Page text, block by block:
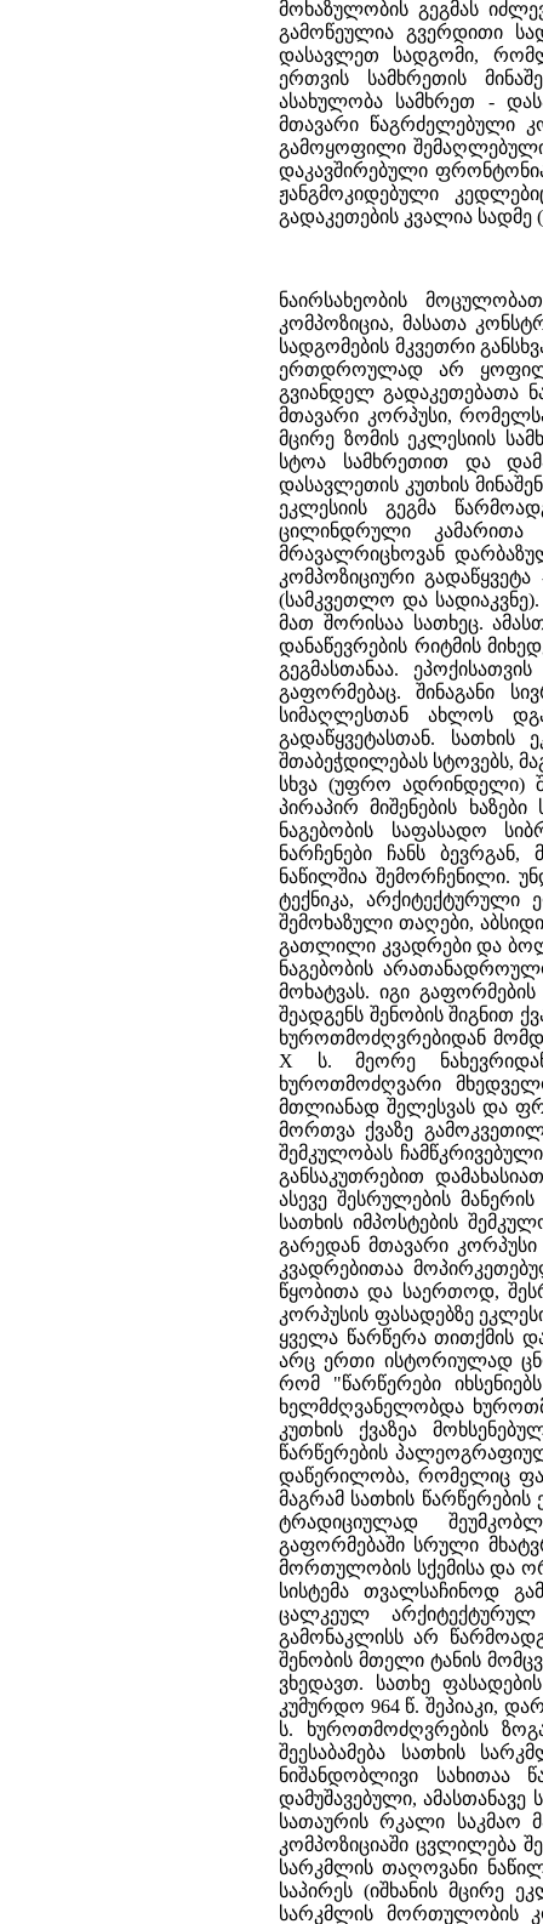
მოხაზულობის გეგმას
გამოწეულია გვერდითი
დასავლეთ სადგომი,
ერთვის სამხრეთის
ასახულობა სამხრეთ -
მთავარი წაგრძელებული
გამოყოფილი
დაკავშირებული
ჟანგმოკიდებული
გადაკეთების კვალია
ნაირსახეობის
კომპოზიცია, მასათა
სადგომების მკვეთრი
ერთდროულად არ
გვიანდელ გადაკეთებათა
მთავარი კორპუსი,
მცირე ზომის ეკლესიის
სტოა სამხრეთით და
დასავლეთის კუთხის
ეკლესიის გეგმა
ცილინდრული
მრავალრიცხოვან
კომპოზიციური
(სამკვეთლო და
მათ შორისაა სათხეც.
დანაწევრების რიტმის
გეგმასთანაა.
გაფორმებაც. შინაგანი
სიმაღლესთან ახლოს
გადაწყვეტასთან.
შთაბეჭდილებას სტოვებს,
სხვა (უფრო ადრინდელი)
პირაპირ მიშენების
ნაგებობის საფასადო
ნარჩენები ჩანს
ნაწილშია შემორჩენილი.
ტექნიკა, არქიტექტურული
შემოხაზული თაღები,
გათლილი კვადრები და
ნაგებობის
მოხატვას. იგი
შეადგენს შენობის შიგნით
ხუროთმოძღვრებიდან
X ს. მეორე
ხუროთმოძღვარი
მთლიანად შელესვას და
მორთვა ქვაზე
შემკულობას
განსაკუთრებით
ასევე შესრულების
სათხის იმპოსტების
გარედან მთავარი
კვადრებითაა
წყობითა და საერთოდ,
კორპუსის ფასადებზე
ყველა წარწერა თითქმის
არც ერთი ისტორიულად
რომ "წარწერები
ხელმძღვანელობდა
კუთხის ქვაზეა
წარწერების
დაწერილობა, რომელიც
მაგრამ სათხის წარწერების
ტრადიციულად
გაფორმებაში სრული
მორთულობის სქემისა და
სისტემა თვალსაჩინოდ
ცალკეულ არქიტექტურულ
გამონაკლისს არ
შენობის მთელი ტანის
ვხედავთ. სათხე
კუმურდო 964 წ. შეპიაკი,
ს. ხუროთმოძღვრების
შეესაბამება სათხის
ნიშანდობლივი სახითაა
დამუშავებული,
სათაურის რკალი საკმაო
კომპოზიციაში ცვლილება
სარკმლის თაღოვანი
საპირეს (იშხანის მცირე
სარკმლის მორთულობის